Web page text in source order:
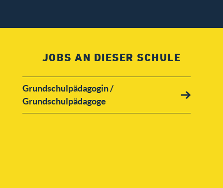
Neue Deutsche Schule Alexandria
JOBS AN DIESER SCHULE
Grundschulpädagogin /
Grundschulpädagoge